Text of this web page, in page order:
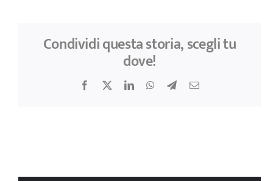
Condividi questa storia, scegli tu
dove!
Facebook
X LinkedInWhatsApp
TelegramEmail